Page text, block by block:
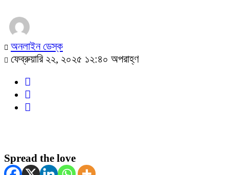
অনলাইন ডেস্ক
ফেব্রুয়ারি ২২, ২০২৫ ১২:৪০ অপরাহ্ণ
Spread the love